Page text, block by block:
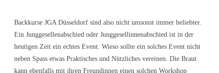
Backkurse JGA Düsseldorf sind also nicht umsonst immer beliebter.
Ein Junggesellenabschied oder Junggesellinnenabschied ist in der
heutigen Zeit ein echtes Event. Wieso sollte ein solches Event nicht
neben Spass etwas Praktisches und Nützliches vereinen. Die Braut
kann ebenfalls mit ihren Freundinnen einen solchen Workshop